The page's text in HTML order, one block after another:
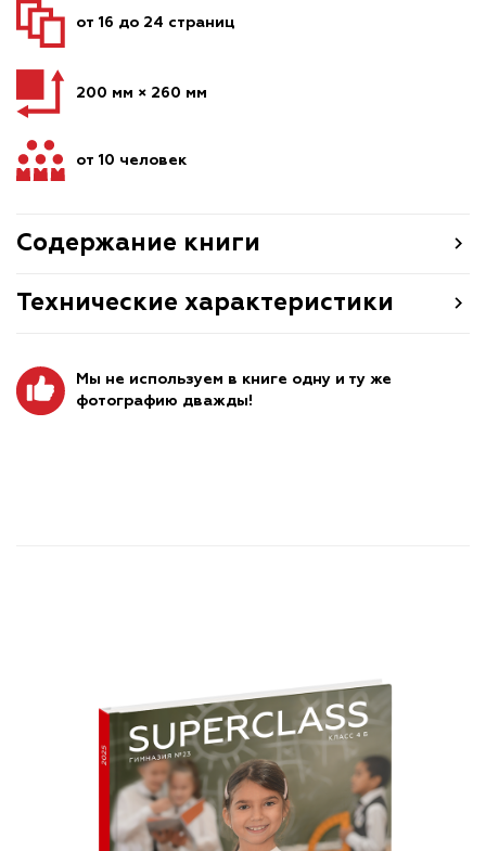
от 16 до 24 страниц
200 мм × 260 мм
от 10 человек
Содержание книги
Технические характеристики
Мы не используем в книге одну и ту же
фотографию дважды!